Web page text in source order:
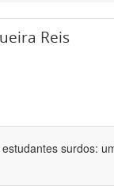
Reis
surdos: